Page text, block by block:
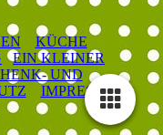
KÜCHE
EIN KLEINER
UND
IMPRESSUM